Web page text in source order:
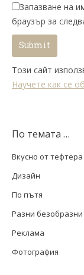
Запазване на
браузър за
Submit
Този сайт
Научете как се
По темата …
Вкусно от
Дизайн
По пътя
Разни безобразни
Реклама
Фотография